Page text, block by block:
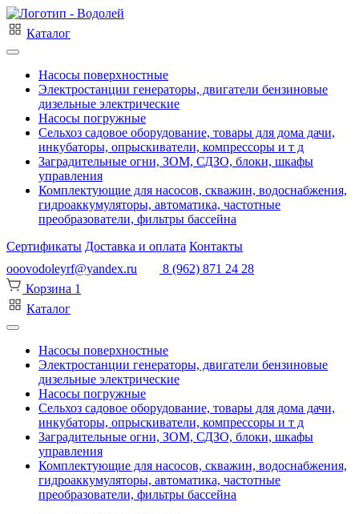
Каталог
Насосы поверхностные
Электростанции генераторы, двигатели бензиновые
дизельные электрические
Насосы погружные
Сельхоз садовое оборудование, товары для дома дачи,
инкубаторы, опрыскиватели, компрессоры и т д
Заградительные огни, ЗОМ, СДЗО, блоки, шкафы
управления
Комплектующие для насосов, скважин, водоснабжения,
гидроаккумуляторы, автоматика, частотные
преобразователи, фильтры бассейна
Сертификаты Доставка и оплата Контакты
ooovodoleyrf@yandex.ru
8 (962) 871 24 28
Корзина 1
Каталог
Насосы поверхностные
Электростанции генераторы, двигатели бензиновые
дизельные электрические
Насосы погружные
Сельхоз садовое оборудование, товары для дома дачи,
инкубаторы, опрыскиватели, компрессоры и т д
Заградительные огни, ЗОМ, СДЗО, блоки, шкафы
управления
Комплектующие для насосов, скважин, водоснабжения,
гидроаккумуляторы, автоматика, частотные
преобразователи, фильтры бассейна